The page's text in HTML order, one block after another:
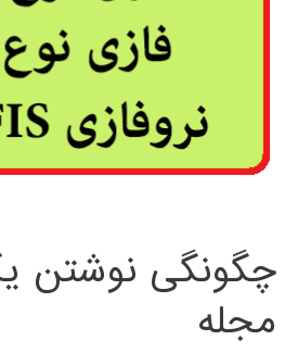
چگونگی نوشتن
مجله